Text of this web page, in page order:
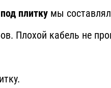
плитку мы
Плохой кабель не